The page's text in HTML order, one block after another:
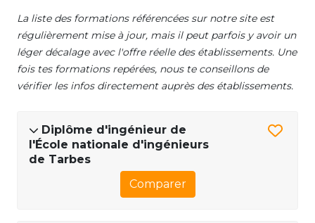
La liste des formations référencées sur notre site est
régulièrement mise à jour, mais il peut parfois y avoir un
léger décalage avec l'offre réelle des établissements. Une
fois tes formations repérées, nous te conseillons de
vérifier les infos directement auprès des établissements.
Diplôme d'ingénieur de
l'École nationale d'ingénieurs
de Tarbes
Comparer